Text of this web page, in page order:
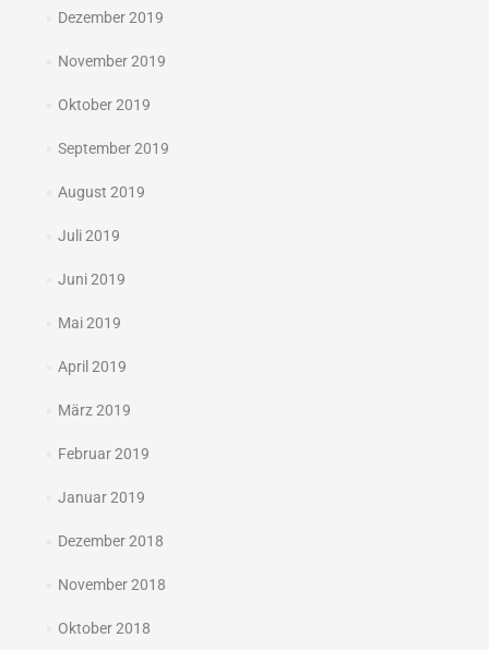
Dezember 2019
November 2019
Oktober 2019
September 2019
August 2019
Juli 2019
Juni 2019
Mai 2019
April 2019
März 2019
Februar 2019
Januar 2019
Dezember 2018
November 2018
Oktober 2018